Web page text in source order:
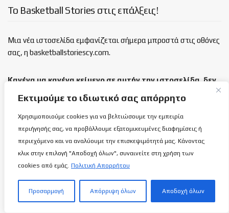
Εκτιμούμε το ιδιωτικό σας απόρρητο
Χρησιμοποιούμε cookies για να βελτιώσουμε την εμπειρία
περιήγησής σας, να προβάλλουμε εξατομικευμένες διαφημίσεις ή
περιεχόμενο και να αναλύουμε την επισκεψιμότητά μας. Κάνοντας
κλικ στην επιλογή "Αποδοχή όλων", συναινείτε στη χρήση των
cookies από εμάς. Πολιτική Απορρήτου
Προσαρμογή Απόρριψη όλων Αποδοχή όλων
Το Basketball Stories στις επάλξεις!
Μια νέα ιστοσελίδα εμφανίζεται σήμερα μπροστά στις οθόνες
σας, η basketballstoriescy.com.
Κανένα μα κανένα κείμενο σε αυτήν την ιστοσελίδα, δεν
καλαθόσφαιρα | ιστορία | πνεύμα | πολιτεία
Τελευταία άρθρα
της αεροπλοΐας!
9 ΑΥΓΟΎΣΤΟΥ 2026